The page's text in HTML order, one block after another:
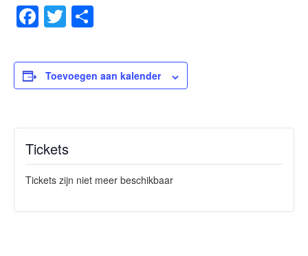
Facebook
Twitter
Toevoegen aan kalender
Tickets
Tickets zijn niet meer beschikbaar